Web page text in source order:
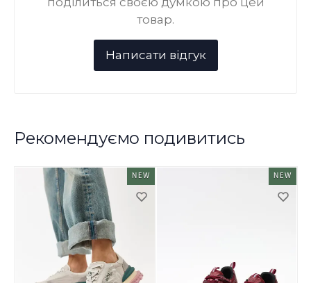
товар.
Рекомендуємо подивитись
NEW NEW